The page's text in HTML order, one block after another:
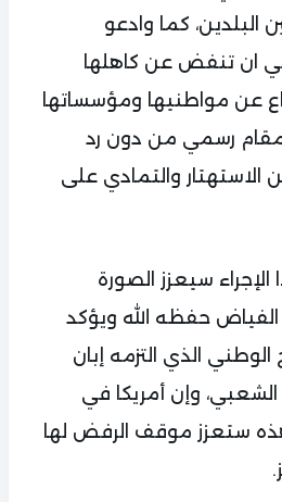
البلدين، كما وادعو
في ان تنفض عن كاهلها
عن مواطنيها ومؤسساتها
رسمي من دون رد
والتمادي على
سيعزز الصورة
الفياض حفظه الله ويؤكد
الذي التزمه إبان
الشعبي، وإن أمريكا في
ستعزز موقف الرفض لها